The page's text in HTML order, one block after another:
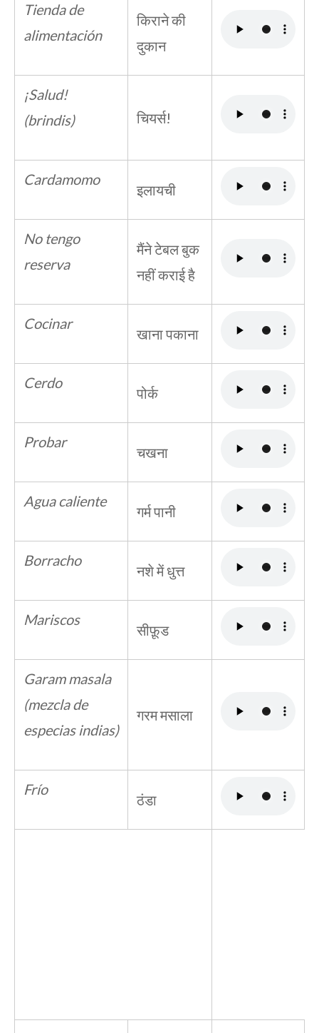
Tienda de
alimentación
किराने की
दुकान
¡Salud!
(brindis)
चियर्स!
Cardamomo
इलायची
No tengo
reserva
मैंने टेबल बुक
नहीं कराई है
Cocinar
खाना पकाना
Cerdo
पोर्क
Probar
चखना
Agua caliente
गर्म पानी
Borracho
नशे में धुत्त
Mariscos
सीफ़ूड
Garam masala
(mezcla de
especias indias)
गरम मसाला
Frío
ठंडा